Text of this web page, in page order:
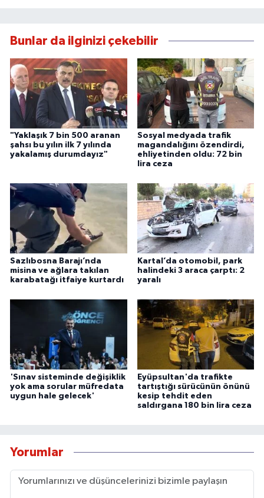
Bunlar da ilginizi çekebilir
"Yaklaşık 7 bin 500 aranan
şahsı bu yılın ilk 7 yılında
yakalamış durumdayız"
Sosyal medyada trafik
magandalığını özendirdi,
ehliyetinden oldu: 72 bin
lira ceza
Sazlıbosna Barajı’nda
misina ve ağlara takılan
karabatağı itfaiye kurtardı
Kartal’da otomobil, park
halindeki 3 araca çarptı: 2
yaralı
'Sınav sisteminde değişiklik
yok ama sorular müfredata
uygun hale gelecek'
Eyüpsultan'da trafikte
tartıştığı sürücünün önünü
kesip tehdit eden
saldırgana 180 bin lira ceza
Yorumlar